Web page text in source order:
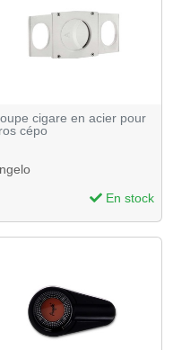
cigare en acier pour
cépo
En stock